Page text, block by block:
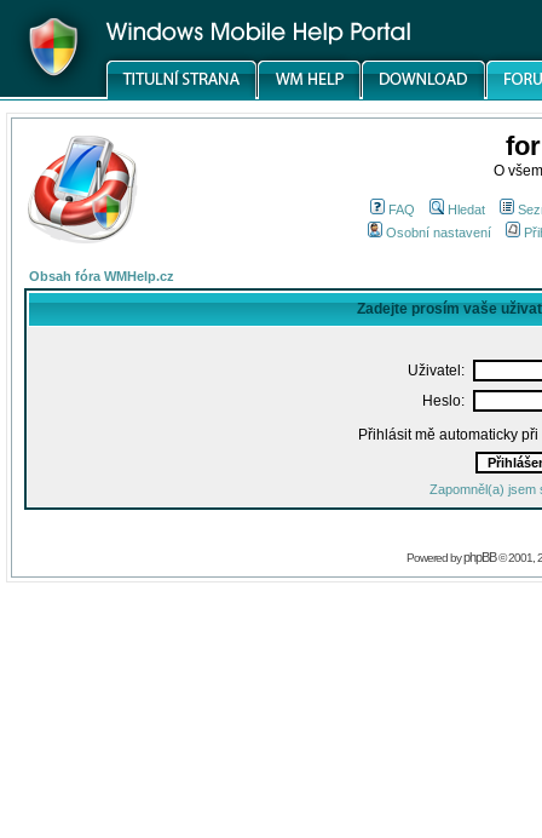
O
FAQ Hledat
Osobní nastavení
Obsah fóra WMHelp.cz
Zadejte prosím vaše
Uživatel:
Heslo:
Přihlásit mě automaticky
Zapomněl(a) jsem
Powered byphpBB© 2001,